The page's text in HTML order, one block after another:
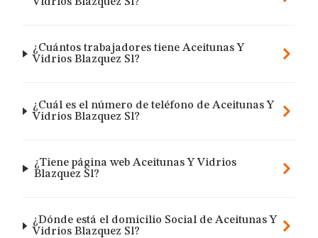
¿Cuántos trabajadores tiene Aceitunas Y
Vidrios Blazquez Sl?
¿Cuál es el número de teléfono de Aceitunas Y
Vidrios Blazquez Sl?
¿Tiene página web Aceitunas Y Vidrios
Blazquez Sl?
¿Dónde está el domicilio Social de Aceitunas Y
Vidrios Blazquez Sl?